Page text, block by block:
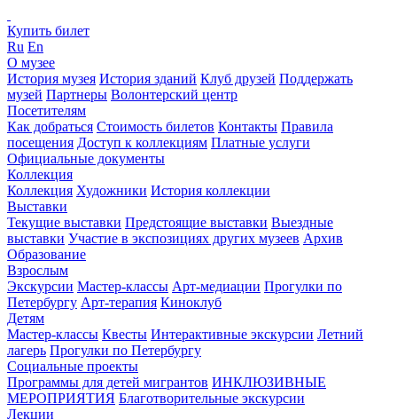
Купить билет
Ru En
О музее
История музея История зданий Клуб друзей Поддержать
музей Партнеры Волонтерский центр
Посетителям
Как добраться Стоимость билетов Контакты Правила
посещения Доступ к коллекциям Платные услуги
Официальные документы
Коллекция
Коллекция Художники История коллекции
Выставки
Текущие выставки Предстоящие выставки Выездные
выставки Участие в экспозициях других музеев Архив
Образование
Взрослым
Экскурсии Мастер-классы Арт-медиации Прогулки по
Петербургу Арт-терапия Киноклуб
Детям
Мастер-классы Квесты Интерактивные экскурсии Летний
лагерь Прогулки по Петербургу
Социальные проекты
Программы для детей мигрантов ИНКЛЮЗИВНЫЕ
МЕРОПРИЯТИЯ Благотворительные экскурсии
Лекции